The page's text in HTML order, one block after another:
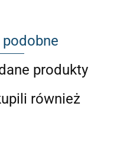
produkty
również